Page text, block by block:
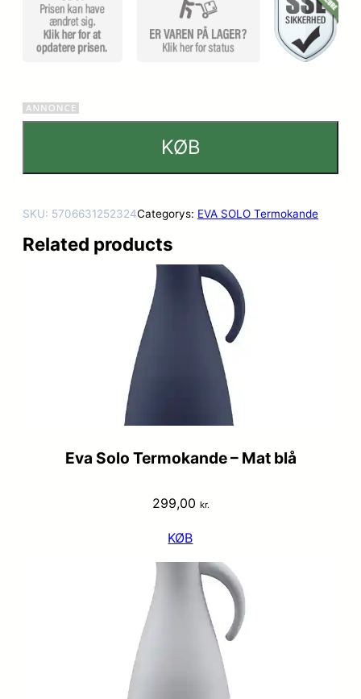
KØB
SKU: 5706631252324Categorys: EVA SOLO Termokande
Related products
Eva Solo Termokande – Mat blå
299,00 kr.
KØB